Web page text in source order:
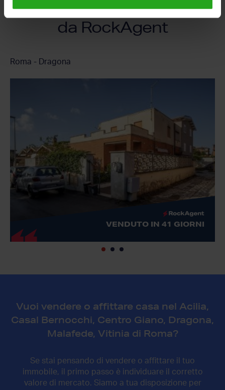
Ultimi immobili venduti
da RockAgent
Roma - Dragona
VENDUTO IN 41 GIORNI
Vuoi vendere o affittare casa nel Acilia,
Casal Bernocchi, Centro Giano, Dragona,
Malafede, Vitinia di Roma?
Se stai pensando di vendere o affittare il tuo
immobile, il primo passo è individuare il corretto
valore di mercato. Siamo a tua disposizione per